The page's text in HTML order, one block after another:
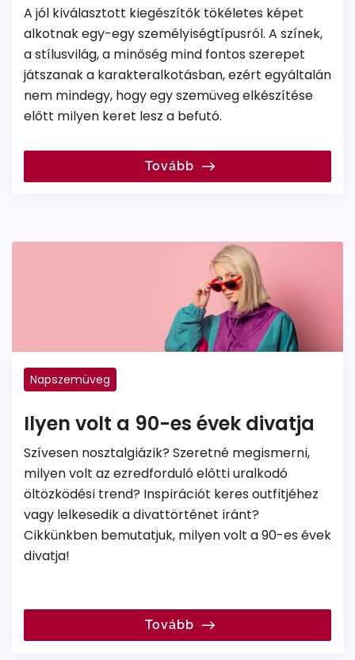
A jól kiválasztott kiegészítők tökéletes képet
alkotnak egy-egy személyiségtípusról. A színek,
a stílusvilág, a minőség mind fontos szerepet
játszanak a karakteralkotásban, ezért egyáltalán
nem mindegy, hogy egy szemüveg elkészítése
előtt milyen keret lesz a befutó.
Tovább
Napszemüveg
Ilyen volt a 90-es évek divatja
Szívesen nosztalgiázik? Szeretné megismerni,
milyen volt az ezredforduló előtti uralkodó
öltözködési trend? Inspirációt keres outfitjéhez
vagy lelkesedik a divattörténet iránt?
Cikkünkben bemutatjuk, milyen volt a 90-es évek
divatja!
Tovább